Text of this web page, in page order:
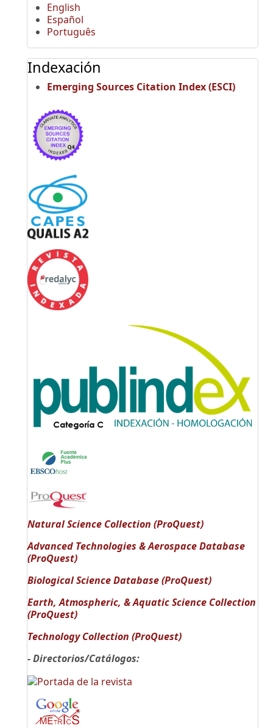
English
Español
Português
Indexación
Emerging Sources Citation Index (ESCI)
Natural Science Collection (ProQuest)
Advanced Technologies & Aerospace Database
(ProQuest)
Biological Science Database (ProQuest)
Earth, Atmospheric, & Aquatic Science Collection
(ProQuest)
Technology Collection (ProQuest)
- Directorios/Catálogos: